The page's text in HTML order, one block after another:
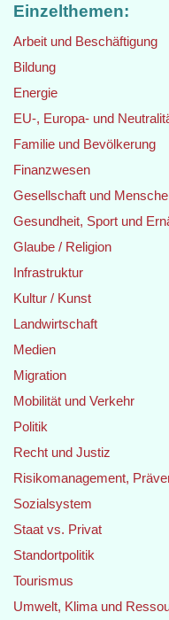
Einzelthemen:
Arbeit und Beschäftigung
Bildung
Energie
EU-, Europa- und
Familie und Bevölkerung
Finanzwesen
Gesellschaft und
Gesundheit, Sport und
Glaube / Religion
Infrastruktur
Kultur / Kunst
Landwirtschaft
Medien
Migration
Mobilität und Verkehr
Politik
Recht und Justiz
Risikomanagement,
Sozialsystem
Staat vs. Privat
Standortpolitik
Tourismus
Umwelt, Klima und